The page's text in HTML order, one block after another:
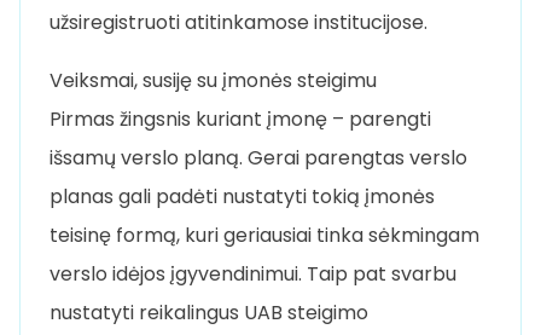
užsiregistruoti atitinkamose institucijose.
Veiksmai, susiję su įmonės steigimu
Pirmas žingsnis kuriant įmonę – parengti
išsamų verslo planą. Gerai parengtas verslo
planas gali padėti nustatyti tokią įmonės
teisinę formą, kuri geriausiai tinka sėkmingam
verslo idėjos įgyvendinimui. Taip pat svarbu
nustatyti reikalingus UAB steigimo